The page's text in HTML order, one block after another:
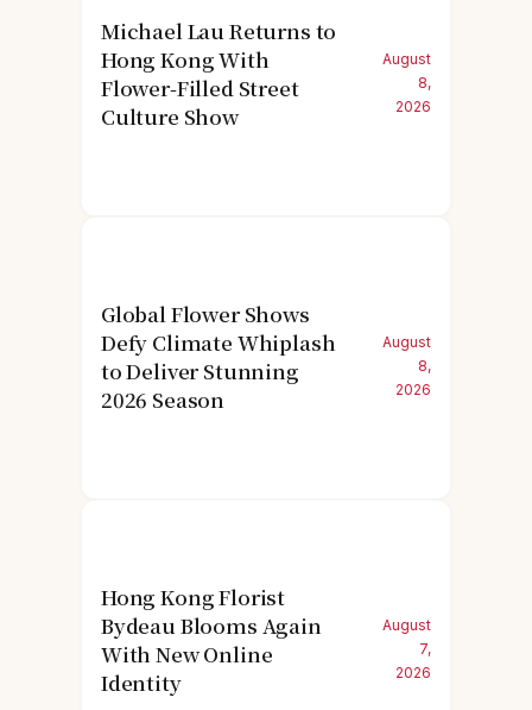
Michael Lau Returns to
Hong Kong With
Flower-Filled Street
Culture Show
August
8,
2026
Global Flower Shows
Defy Climate Whiplash
to Deliver Stunning
2026 Season
August
8,
2026
Hong Kong Florist
Bydeau Blooms Again
With New Online
Identity
August
7,
2026